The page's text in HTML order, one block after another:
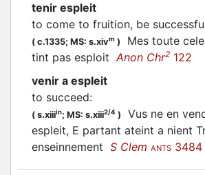
tenir espleit
to come to fruition, be
( c.1335; MS: s.xivm )
Mes toute
tint pas esploitAnon Chr2 122
venir a espleit
to succeed:
( s.xiiiin; MS: s.xiii2/4 )
Vus ne en
espleit, E partant ateint a nient
enseinnement S Clem ANTS 3484